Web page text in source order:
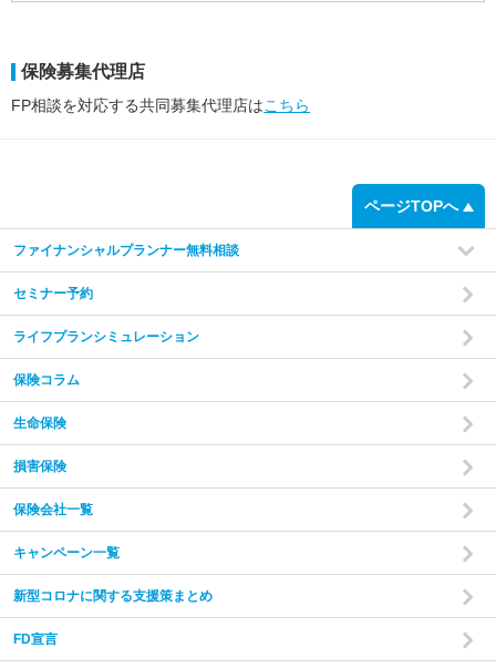
保険募集代理店
FP相談を対応する共同募集代理店はこちら
ページTOPへ
ファイナンシャルプランナー無料相談
セミナー予約
ライフプランシミュレーション
保険コラム
生命保険
損害保険
保険会社一覧
キャンペーン一覧
新型コロナに関する支援策まとめ
FD宣言